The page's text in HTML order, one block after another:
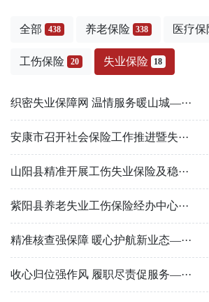
全部 438 养老保险 338 医疗
工伤保险 20 失业保险 18
织密失业保障网 温情服务暖山城—···
安康市召开社会保险工作推进暨失···
山阳县精准开展工伤失业保险及稳···
紫阳县养老失业工伤保险经办中心···
精准核查强保障 暖心护航新业态—···
收心归位强作风 履职尽责促服务—···